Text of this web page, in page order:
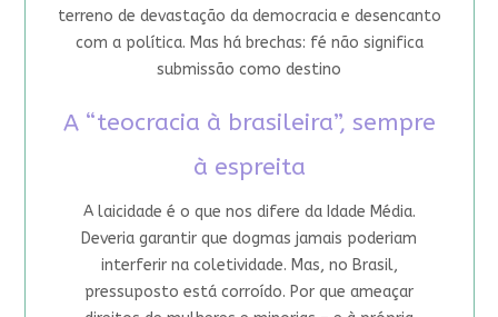
terreno de devastação da democracia e desencanto
com a política. Mas há brechas: fé não significa
submissão como destino
A “teocracia à brasileira”, sempre
à espreita
A laicidade é o que nos difere da Idade Média.
Deveria garantir que dogmas jamais poderiam
interferir na coletividade. Mas, no Brasil,
pressuposto está corroído. Por que ameaçar